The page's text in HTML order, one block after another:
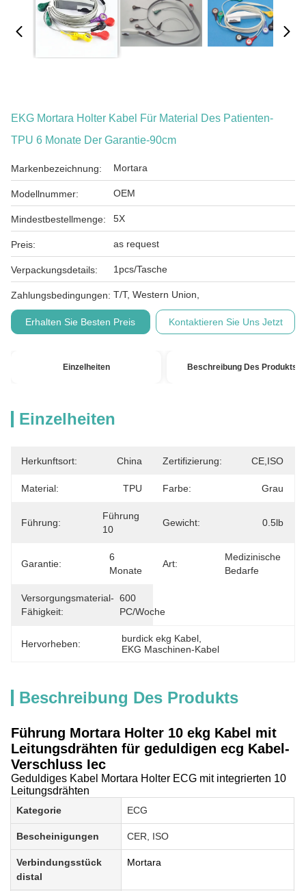
EKG Mortara Holter Kabel Für Material Des Patienten-
TPU 6 Monate Der Garantie-90cm
Markenbezeichnung: Mortara
Modellnummer: OEM
Mindestbestellmenge: 5X
Preis: as request
Verpackungsdetails: 1pcs/Tasche
Zahlungsbedingungen: T/T, Western Union,
Erhalten Sie Besten Preis Kontaktieren Sie Uns Jetzt
Einzelheiten Beschreibung Des Produkts
Einzelheiten
Herkunftsort: China Zertifizierung: CE,ISO
Material: TPU Farbe: Grau
Führung:
Führung
10
Gewicht: 0.5lb
Garantie:
6
Monate
Art:
Medizinische
Bedarfe
Versorgungsmaterial-
Fähigkeit:
600
PC/Woche
Hervorheben: burdick ekg Kabel
EKG Maschinen-Kabel
Beschreibung Des Produkts
Führung Mortara Holter 10 ekg Kabel mit
Leitungsdrähten für geduldigen ecg Kabel-
Verschluss Iec
Geduldiges Kabel Mortara Holter ECG mit integrierten 10
Leitungsdrähten
Kategorie ECG
Bescheinigungen CER, ISO
Verbindungsstück
distal
Mortara